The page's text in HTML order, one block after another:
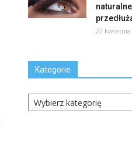
22 kwietnia
Kategorie
Kategorie